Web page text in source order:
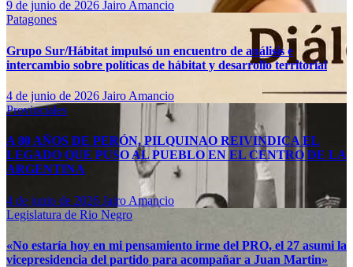
9 de junio de 2026 Jairo Amancio
Patagones
Grupo Sur/Hábitat impulsó un encuentro de análisis e
intercambio sobre políticas de hábitat y desarrollo territorial
4 de junio de 2026 Jairo Amancio
Provinciales
A 80 AÑOS DE PERÓN, PILQUINAO REIVINDICA EL
LEGADO QUE PUSO AL PUEBLO EN EL CENTRO DE LA
ARGENTINA
4 de junio de 2026 Jairo Amancio
Legislatura de Rio Negro
«No estaría hoy en mi pensamiento irme del PRO, el 27 asumi la
vicepresidencia del partido para acompañar a Juan Martin»